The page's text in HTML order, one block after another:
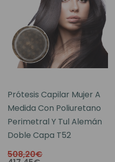
Prótesis Capilar Mujer A
Medida Con Poliuretano
Perimetral Y Tul Alemán
Doble Capa T52
508,20€